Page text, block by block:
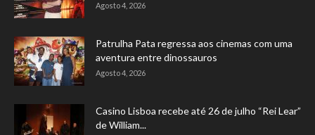
Agosto 4, 2026
Patrulha Pata regressa aos cinemas com uma
aventura entre dinossauros
Agosto 4, 2026
Casino Lisboa recebe até 26 de julho “Rei Lear”
de William...